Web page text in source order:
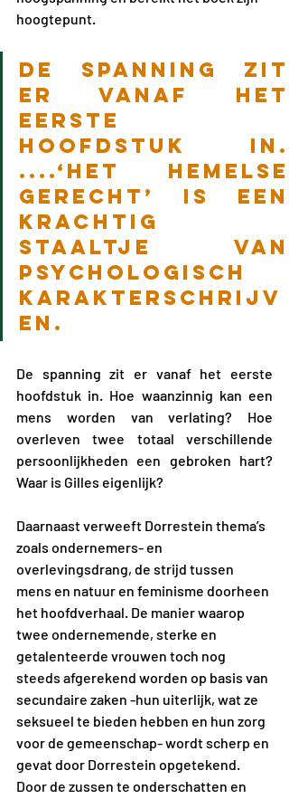
hoogtepunt.
De spanning zit
er vanaf het
eerste
hoofdstuk in.
....‘Het Hemelse
Gerecht’ is een
krachtig
staaltje van
psychologisch
karakterschrijv
en.
De spanning zit er vanaf het eerste
hoofdstuk in. Hoe waanzinnig kan een
mens worden van verlating? Hoe
overleven twee totaal verschillende
persoonlijkheden een gebroken hart?
Waar is Gilles eigenlijk?
Daarnaast verweeft Dorrestein thema’s
zoals ondernemers- en
overlevingsdrang, de strijd tussen
mens en natuur en feminisme doorheen
het hoofdverhaal. De manier waarop
twee ondernemende, sterke en
getalenteerde vrouwen toch nog
steeds afgerekend worden op basis van
secundaire zaken -hun uiterlijk, wat ze
seksueel te bieden hebben en hun zorg
voor de gemeenschap- wordt scherp en
gevat door Dorrestein opgetekend.
Door de zussen te onderschatten en